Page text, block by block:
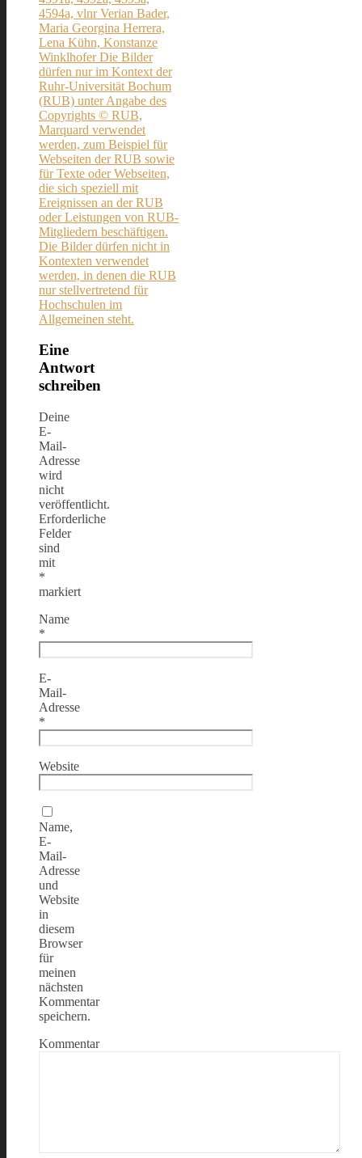
Eine
Antwort
schreiben
Deine
E-
Mail-
Adresse
wird
nicht
veröffentlicht.
Erforderliche
Felder
sind
mit
*
markiert
Name
*
E-
Mail-
Adresse
*
Website
Name,
E-
Mail-
Adresse
und
Website
in
diesem
Browser
für
meinen
nächsten
Kommentar
speichern.
Kommentar